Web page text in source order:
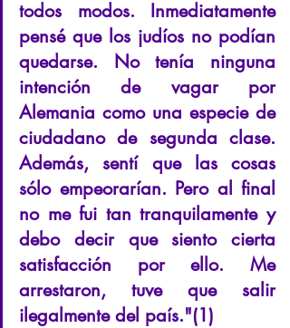
todos modos. Inmediatamente
pensé que los judíos no podían
quedarse. No tenía ninguna
intención de vagar por
Alemania como una especie de
ciudadano de segunda clase.
Además, sentí que las cosas
sólo empeorarían. Pero al final
no me fui tan tranquilamente y
debo decir que siento cierta
satisfacción por ello. Me
arrestaron, tuve que salir
ilegalmente del país."(1)